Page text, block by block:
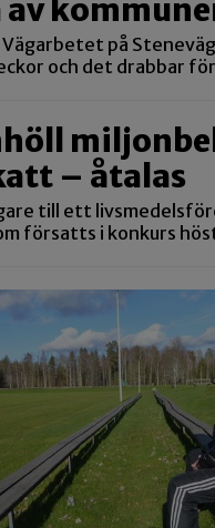
Vägarbetet på
och det drabbar
– åtalas
till ett
försatts i konkurs